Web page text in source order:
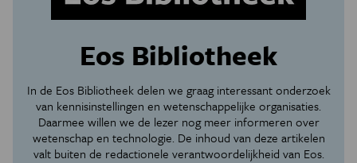
Eos Bibliotheek
In de Eos Bibliotheek delen we graag interessant onderzoek
van kennisinstellingen en wetenschappelijke organisaties.
Daarmee willen we de lezer nog meer informeren over
wetenschap en technologie. De inhoud van deze artikelen
valt buiten de redactionele verantwoordelijkheid van Eos.